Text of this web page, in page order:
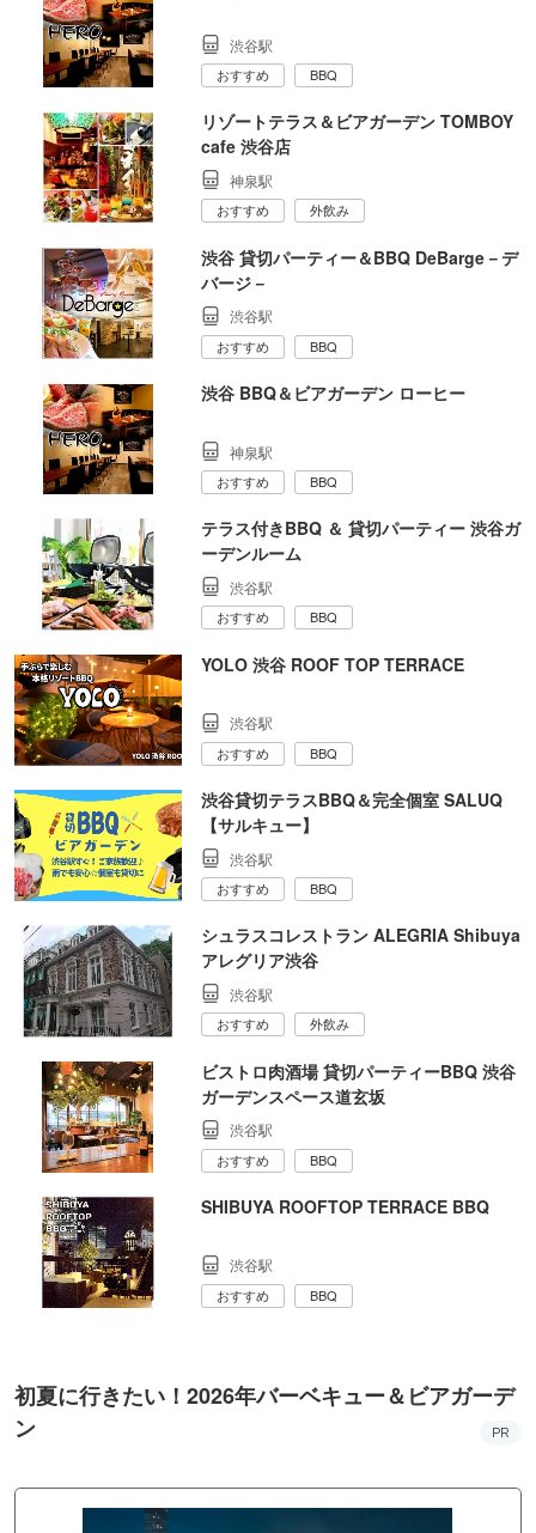
渋谷駅
おすすめ BBQ
リゾートテラス＆ビアガーデン TOMBOY
cafe 渋谷店
神泉駅
おすすめ 外飲み
渋谷 貸切パーティー＆BBQ DeBarge－デ
バージ－
渋谷駅
おすすめ BBQ
渋谷 BBQ＆ビアガーデン ローヒー
神泉駅
おすすめ BBQ
テラス付きBBQ ＆ 貸切パーティー 渋谷ガ
ーデンルーム
渋谷駅
おすすめ BBQ
YOLO 渋谷 ROOF TOP TERRACE
渋谷駅
おすすめ BBQ
渋谷貸切テラスBBQ＆完全個室 SALUQ
【サルキュー】
渋谷駅
おすすめ BBQ
シュラスコレストラン ALEGRIA Shibuya
アレグリア渋谷
渋谷駅
おすすめ 外飲み
ビストロ肉酒場 貸切パーティーBBQ 渋谷
ガーデンスペース道玄坂
渋谷駅
おすすめ BBQ
SHIBUYA ROOFTOP TERRACE BBQ
渋谷駅
おすすめ BBQ
初夏に行きたい！2026年バーベキュー＆ビアガーデ
ン
PR